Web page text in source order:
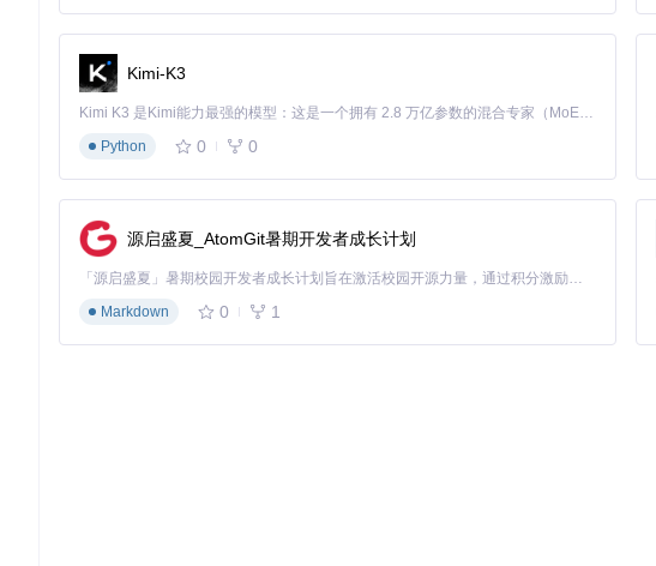
Kimi-K3
Kimi K3 是Kimi能力最强的模型：这是一个拥有 2.8 万亿参数的混合专家（MoE）模型，具备原生视觉理解能力，并支持 100 万 token 的上下文窗口。
Python
0 0
源启盛夏_AtomGit暑期开发者成长计划
「源启盛夏」暑期校园开发者成长计划旨在激活校园开源力量，通过积分激励、认证扶持、资源倾斜等形式，引导高校组织和开发者完成「入驻 — 建项目 — 做贡献 — 获认证 — 得资源」的完整闭环。无论你是想带领社团入驻平台的组织者，还是希望用代码贡献证明自己的开发者，都能在这里找到属于你的成长路径。
Markdown
0 1